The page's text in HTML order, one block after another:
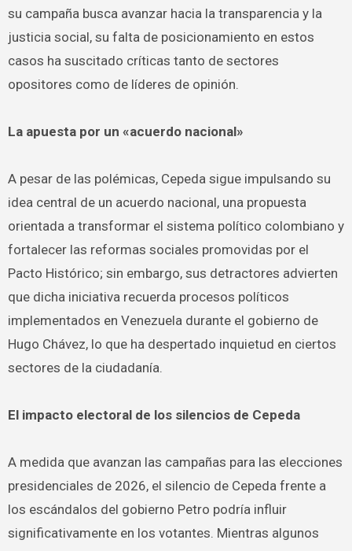
su campaña busca avanzar hacia la transparencia y la
justicia social, su falta de posicionamiento en estos
casos ha suscitado críticas tanto de sectores
opositores como de líderes de opinión.
La apuesta por un «acuerdo nacional»
A pesar de las polémicas, Cepeda sigue impulsando su
idea central de un acuerdo nacional, una propuesta
orientada a transformar el sistema político colombiano y
fortalecer las reformas sociales promovidas por el
Pacto Histórico; sin embargo, sus detractores advierten
que dicha iniciativa recuerda procesos políticos
implementados en Venezuela durante el gobierno de
Hugo Chávez, lo que ha despertado inquietud en ciertos
sectores de la ciudadanía.
El impacto electoral de los silencios de Cepeda
A medida que avanzan las campañas para las elecciones
presidenciales de 2026, el silencio de Cepeda frente a
los escándalos del gobierno Petro podría influir
significativamente en los votantes. Mientras algunos